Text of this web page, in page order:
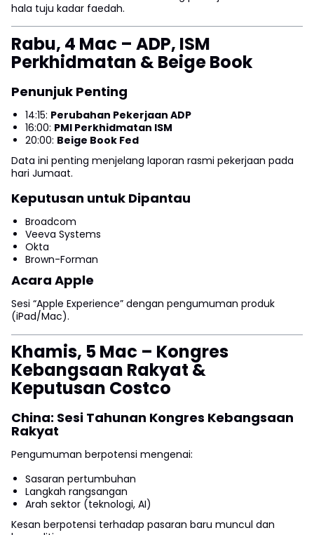
hala tuju kadar faedah.
Rabu, 4 Mac – ADP, ISM
Perkhidmatan & Beige Book
Penunjuk Penting
14:15: Perubahan Pekerjaan ADP
16:00: PMI Perkhidmatan ISM
20:00: Beige Book Fed
Data ini penting menjelang laporan rasmi pekerjaan pada
hari Jumaat.
Keputusan untuk Dipantau
Broadcom
Veeva Systems
Okta
Brown-Forman
Acara Apple
Sesi “Apple Experience” dengan pengumuman produk
(iPad/Mac).
Khamis, 5 Mac – Kongres
Kebangsaan Rakyat &
Keputusan Costco
China: Sesi Tahunan Kongres Kebangsaan
Rakyat
Pengumuman berpotensi mengenai:
Sasaran pertumbuhan
Langkah rangsangan
Arah sektor (teknologi, AI)
Kesan berpotensi terhadap pasaran baru muncul dan